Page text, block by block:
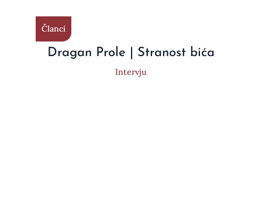
Članci
Dragan Prole | Stranost bića
Intervju